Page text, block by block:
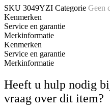
SKU 3049YZI Categorie Geen
Kenmerken
Service en garantie
Merkinformatie
Kenmerken
Service en garantie
Merkinformatie
Heeft u hulp nodig
vraag over dit item?